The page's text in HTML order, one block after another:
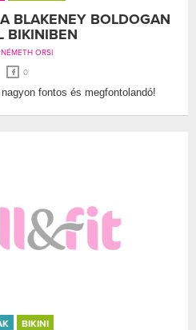
BLAKENEY BOLDOGAN
BIKINIBEN
NÉMETH ORSI
0
fontos és megfontolandó!
BIKINI